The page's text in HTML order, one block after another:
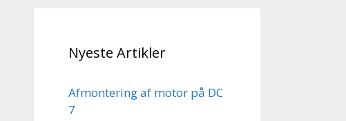
Nyeste Artikler
Afmontering af motor på DC
7